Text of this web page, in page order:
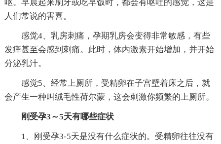
呕。早晨起来刷牙或吃早饭时，都会有呕吐的感觉，这是
人们常说的害喜。
感觉4、乳房刺痛，孕期乳房会变得非常敏感，有些
发痒甚至会感到刺痛。此时，体内激素开始增加，并开始
分泌乳汁。
感觉5、经常上厕所，受精卵在子宫壁着床之后，就
会产生一种叫绒毛性荷尔蒙，这会刺激你频繁的上厕所。
刚受孕3～5天有哪些症状
1、刚受孕3-5天是没有什么症状的。受精卵往往没有